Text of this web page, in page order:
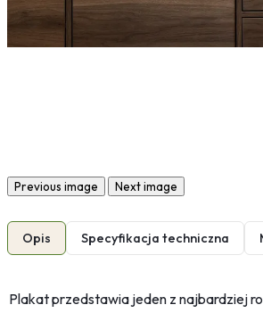
Previous image Next image
Opis Specyfikacja techniczna
Plakat przedstawia jeden z najbardziej